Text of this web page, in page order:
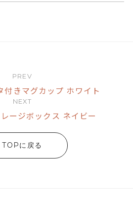
PREV
きマグカップ ホワイト
NEXT
ージボックス ネイビー
TOPに戻る